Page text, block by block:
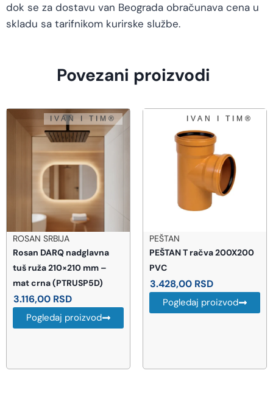
dok se za dostavu van Beograda obračunava cena u
skladu sa tarifnikom kurirske službe.
Povezani proizvodi
PEŠTAN
PEŠTAN T račva 200X200
PVC
3.428,00RSD
Pogledaj proizvod
TECE GERMANY
TECE Drainline staklena
rešetka za tuš kanalicu 90
cm satinirano crno staklo
(600994)
43.605,00RSD